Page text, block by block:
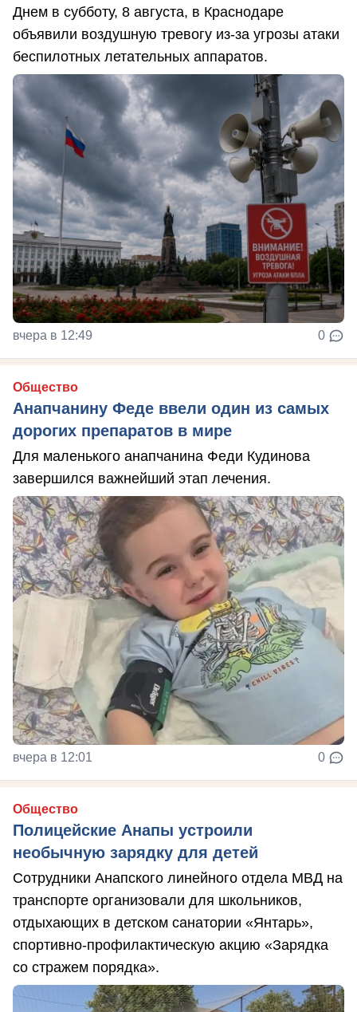
Днем в субботу, 8 августа, в Краснодаре
объявили воздушную тревогу из-за угрозы атаки
беспилотных летательных аппаратов.
вчера в 12:49 0
Общество
Анапчанину Феде ввели один из самых
дорогих препаратов в мире
Для маленького анапчанина Феди Кудинова
завершился важнейший этап лечения.
вчера в 12:01 0
Общество
Полицейские Анапы устроили
необычную зарядку для детей
Сотрудники Анапского линейного отдела МВД на
транспорте организовали для школьников,
отдыхающих в детском санатории «Янтарь»,
спортивно-профилактическую акцию «Зарядка
со стражем порядка».